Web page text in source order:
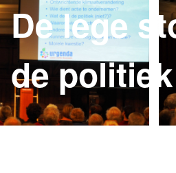
De lege
de politiek